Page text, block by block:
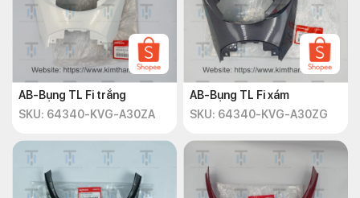
AB-Bụng TL Fi trắng
SKU: 64340-KVG-A30ZA
AB-Bụng TL Fi xám
SKU: 64340-KVG-A30ZG